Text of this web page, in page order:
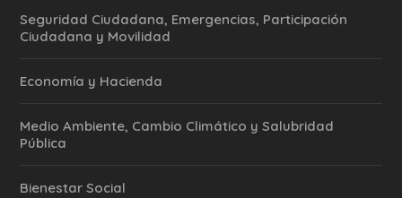
Seguridad Ciudadana, Emergencias, Participación
Ciudadana y Movilidad
Economía y Hacienda
Medio Ambiente, Cambio Climático y Salubridad
Pública
Bienestar Social